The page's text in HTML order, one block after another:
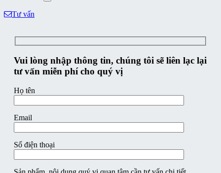
Tư vấn
Vui lòng nhập thông tin, chúng tôi sẽ liên lạc lại
tư vấn miễn phí cho quý vị
Họ tên
Email
Số điện thoại